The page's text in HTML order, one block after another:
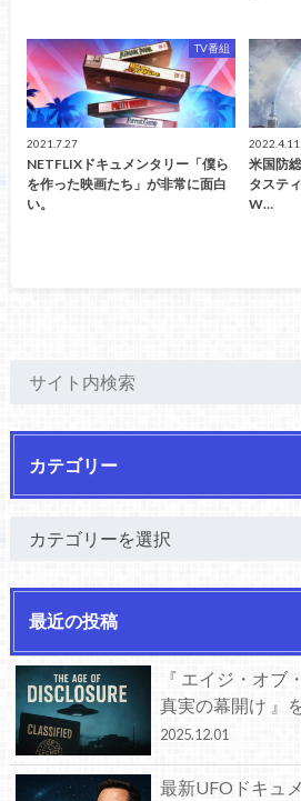
TV番組
2021.7.27
NETFLIXドキュメンタリー「僕ら
を作った映画たち」が非常に面白
い。
2022.4.11
米国防
タステ
W…
カテゴリー
最近の投稿
『 エイジ・オブ
真実の幕開け 』
2025.12.01
最新UFOドキュ